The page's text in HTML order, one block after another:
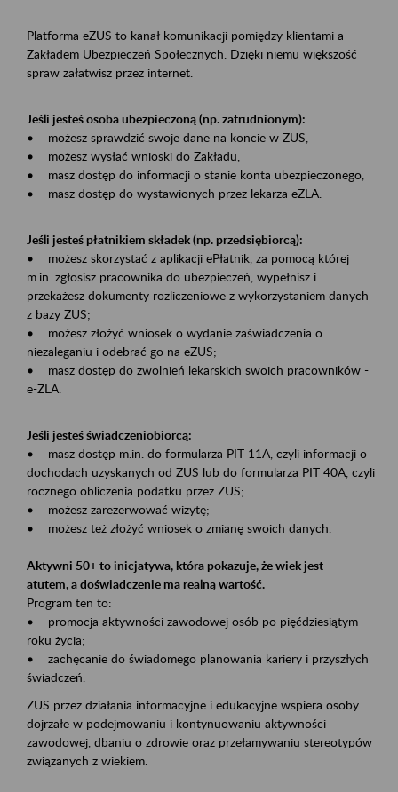
Platforma eZUS to kanał komunikacji pomiędzy klientami a
Zakładem Ubezpieczeń Społecznych. Dzięki niemu większość
spraw załatwisz przez internet.
Jeśli jesteś osoba ubezpieczoną (np. zatrudnionym):
• możesz sprawdzić swoje dane na koncie w ZUS,
• możesz wysłać wnioski do Zakładu,
• masz dostęp do informacji o stanie konta ubezpieczonego,
• masz dostęp do wystawionych przez lekarza eZLA.
Jeśli jesteś płatnikiem składek (np. przedsiębiorcą):
• możesz skorzystać z aplikacji ePłatnik, za pomocą której
m.in. zgłosisz pracownika do ubezpieczeń, wypełnisz i
przekażesz dokumenty rozliczeniowe z wykorzystaniem danych
z bazy ZUS;
• możesz złożyć wniosek o wydanie zaświadczenia o
niezaleganiu i odebrać go na eZUS;
• masz dostęp do zwolnień lekarskich swoich pracowników -
e-ZLA.
Jeśli jesteś świadczeniobiorcą:
• masz dostęp m.in. do formularza PIT 11A, czyli informacji o
dochodach uzyskanych od ZUS lub do formularza PIT 40A, czyli
rocznego obliczenia podatku przez ZUS;
• możesz zarezerwować wizytę;
• możesz też złożyć wniosek o zmianę swoich danych.
Aktywni 50+ to inicjatywa, która pokazuje, że wiek jest
atutem, a doświadczenie ma realną wartość.
Program ten to:
• promocja aktywności zawodowej osób po pięćdziesiątym
roku życia;
• zachęcanie do świadomego planowania kariery i przyszłych
świadczeń.
ZUS przez działania informacyjne i edukacyjne wspiera osoby
dojrzałe w podejmowaniu i kontynuowaniu aktywności
zawodowej, dbaniu o zdrowie oraz przełamywaniu stereotypów
związanych z wiekiem.